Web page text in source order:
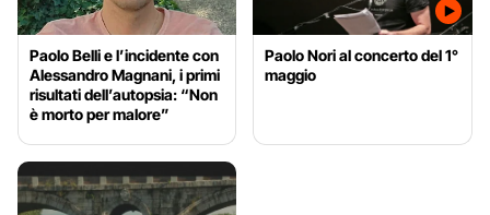
Paolo Belli e l’incidente con
Alessandro Magnani, i primi
risultati dell’autopsia: “Non
è morto per malore”
Paolo Nori al concerto del 1°
maggio